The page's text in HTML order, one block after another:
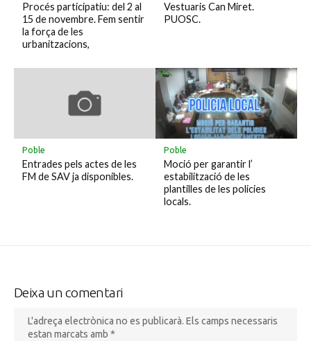
Procés participatiu: del 2 al
15 de novembre. Fem sentir
la força de les
urbanitzacions,
Vestuaris Can Miret.
PUOSC.
Poble
Entrades pels actes de les
FM de SAV ja disponibles.
Poble
Moció per garantir l’
estabilització de les
plantilles de les policies
locals.
Deixa un comentari
L'adreça electrònica no es publicarà. Els camps necessaris
estan marcats amb *